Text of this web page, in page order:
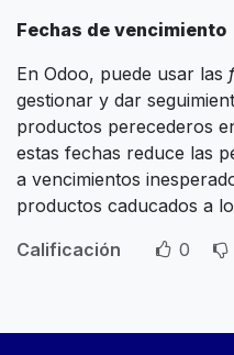
Fechas de vencimiento
En Odoo, puede usar las
gestionar y dar
productos perecederos
estas fechas reduce las
a vencimientos
productos caducados a
Calificación
0